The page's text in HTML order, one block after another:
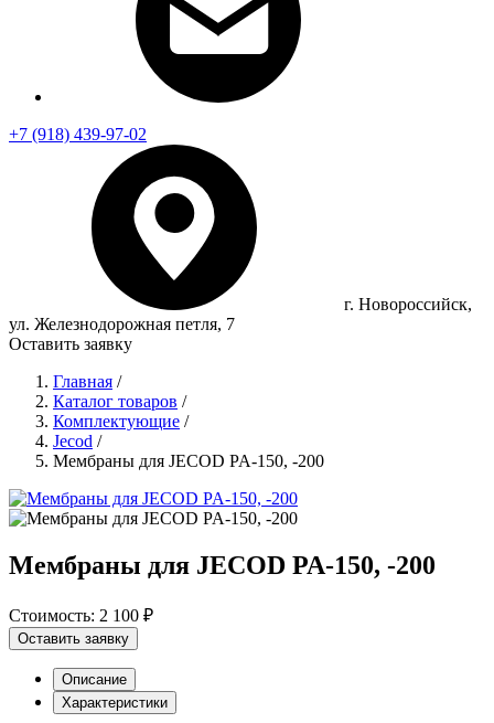
+7 (918) 439-97-02
г. Новороссийск,
ул. Железнодорожная петля, 7
Оставить заявку
Главная /
Каталог товаров /
Комплектующие /
Jecod /
Мембраны для JECOD PA-150, -200
Мембраны для JECOD PA-150, -200
Стоимость: 2 100 ₽
Оставить заявку
Описание
Характеристики